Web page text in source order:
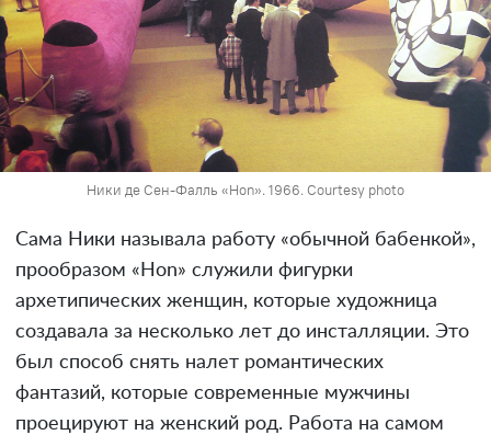
Ники де Сен-Фалль «Hon». 1966. Courtesy photo
Сама Ники называла работу «обычной бабенкой»,
прообразом «Hon» служили фигурки
архетипических женщин, которые художница
создавала за несколько лет до инсталляции. Это
был способ снять налет романтических
фантазий, которые современные мужчины
проецируют на женский род. Работа на самом